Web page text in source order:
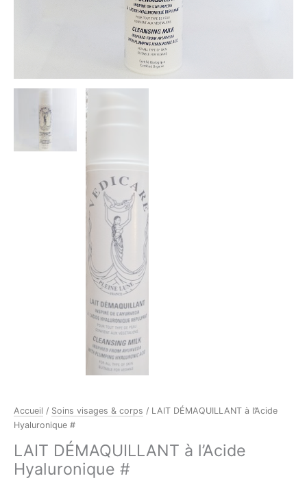
Accueil / Soins visages & corps / LAIT DÉMAQUILLANT à l’Acide
Hyaluronique #
LAIT DÉMAQUILLANT à l’Acide
Hyaluronique #